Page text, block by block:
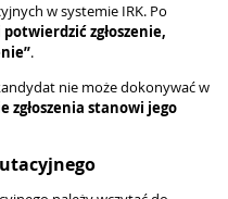
w systemie IRK. Po
zgłoszenie,
.
nie może dokonywać w
zgłoszenia stanowi jego